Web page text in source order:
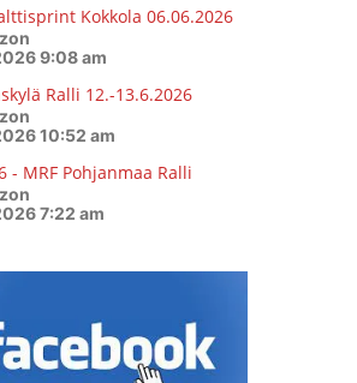
Kokkola 06.06.2026
9:08 am
Ralli 12.-13.6.2026
10:52 am
- MRF Pohjanmaa Ralli
7:22 am